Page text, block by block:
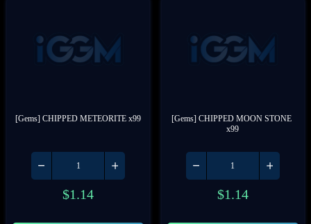
[Gems] CHIPPED METEORITE x99
$1.14
[Gems] CHIPPED MOON STONE
x99
$1.14